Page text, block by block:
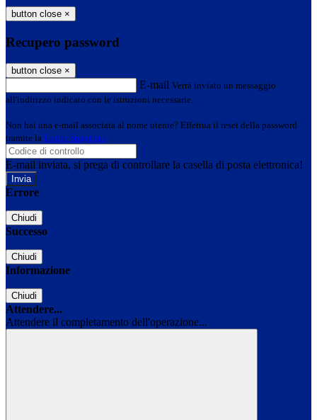
button close ×
Recupero password
button close ×
E-mail Verrà inviato un messaggio
all'indirizzo indicato con le istruzioni necessarie.
Non hai una e-mail associata al nome utente? Effettua il reset della password
tramite la Login Spaggiari
E-mail inviata, si prega di controllare la casella di posta elettronica!
Errore
Chiudi
Successo
Chiudi
Informazione
Chiudi
Attendere...
Attendere il completamento dell'operazione...